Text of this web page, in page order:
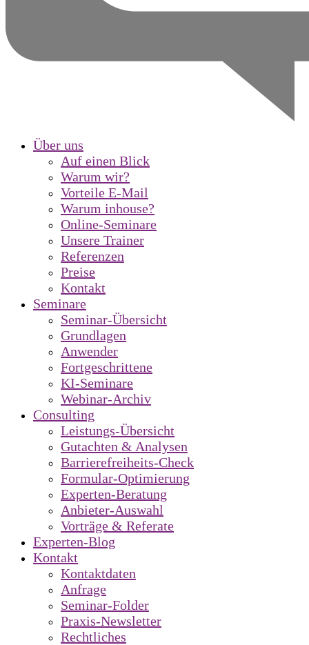
Über uns
Auf einen Blick
Warum wir?
Vorteile E-Mail
Warum inhouse?
Online-Seminare
Unsere Trainer
Referenzen
Preise
Kontakt
Seminare
Seminar-Übersicht
Grundlagen
Anwender
Fortgeschrittene
KI-Seminare
Webinar-Archiv
Consulting
Leistungs-Übersicht
Gutachten & Analysen
Barrierefreiheits-Check
Formular-Optimierung
Experten-Beratung
Anbieter-Auswahl
Vorträge & Referate
Experten-Blog
Kontakt
Kontaktdaten
Anfrage
Seminar-Folder
Praxis-Newsletter
Rechtliches